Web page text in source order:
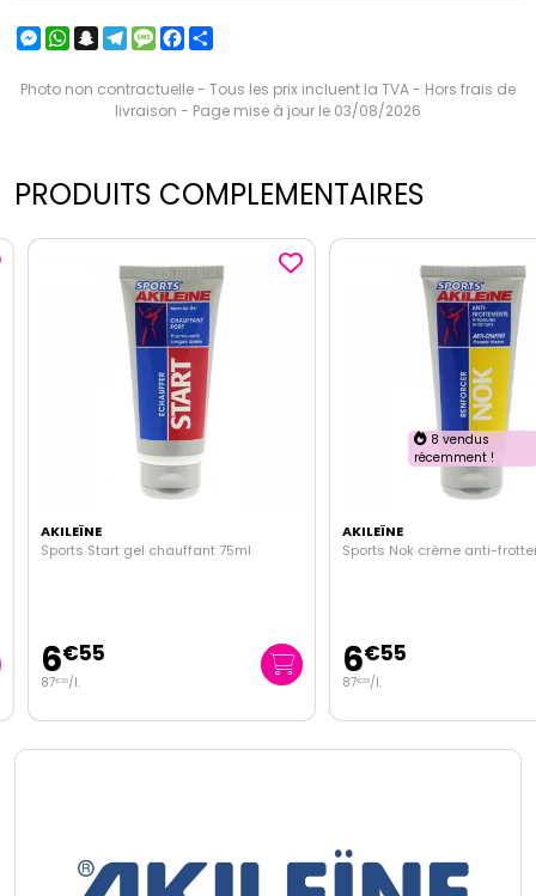
Messenger
WhatsApp
Snapchat
Telegram
MessageFacebook
Photo non contractuelle - Tous les prix incluent la TVA - Hors frais de
livraison - Page mise à jour le 03/08/2026
PRODUITS COMPLEMENTAIRES
AKILEÏNE
Sports Start gel chauffant 75ml
6€55
87€33/l.
8 vendus
récemment !
AKILEÏNE
Sports Nok crème anti-
6€55
87€33/l.